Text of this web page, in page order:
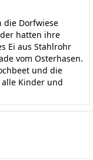
die Dorfwiese
hatten ihre
Ei aus Stahlrohr
vom Osterhasen.
und die
Kinder und